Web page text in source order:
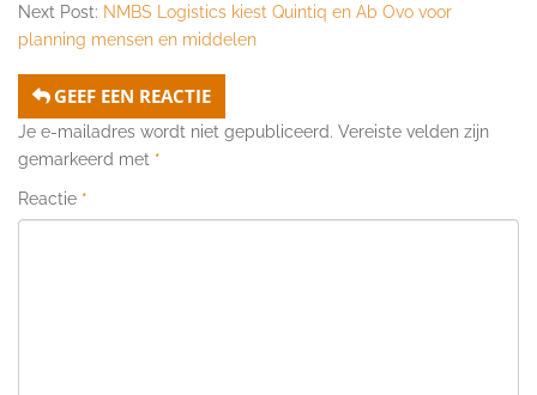
Next Post: NMBS Logistics kiest Quintiq en Ab Ovo voor
planning mensen en middelen
GEEF EEN REACTIE
Je e-mailadres wordt niet gepubliceerd. Vereiste velden zijn
gemarkeerd met *
Reactie *